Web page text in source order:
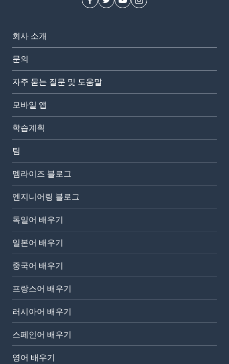
회사 소개
문의
자주 묻는 질문 및 도움말
모바일 앱
학습계획
팀
멤라이즈 블로그
엔지니어링 블로그
독일어 배우기
일본어 배우기
중국어 배우기
프랑스어 배우기
러시아어 배우기
스페인어 배우기
영어 배우기